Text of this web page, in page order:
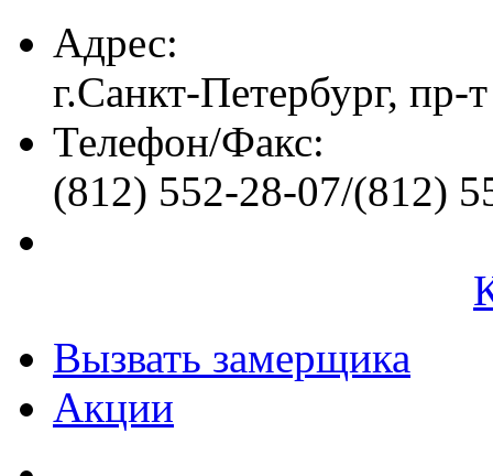
Адрес:
г.Санкт-Петербург, пр-
Телефон/Факс:
(812) 552-28-07/(812)
Вызвать замерщика
Акции